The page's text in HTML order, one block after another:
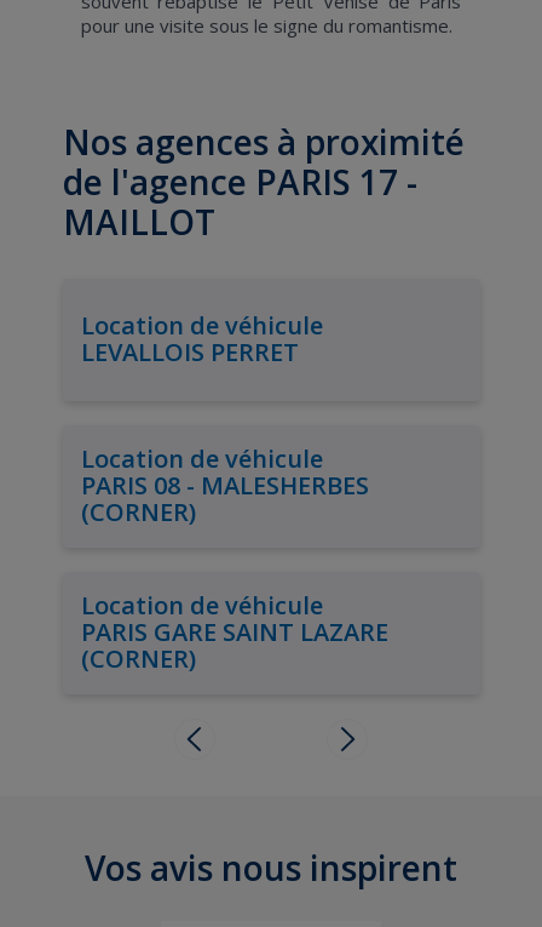
pour une visite sous le signe du romantisme.
Nos agences à proximité
de l'agence PARIS 17 -
MAILLOT
Location de véhicule
LEVALLOIS PERRET
Location de véhicule
PARIS 08 - MALESHERBES
(CORNER)
Location de véhicule
PARIS GARE SAINT LAZARE
(CORNER)
Vos avis nous inspirent